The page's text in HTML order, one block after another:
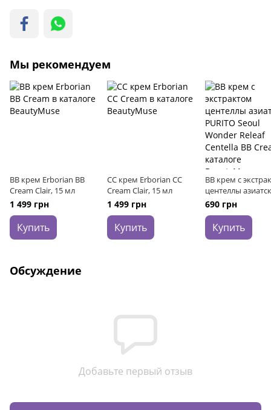
Мы рекомендуем
ВВ крем Erborian BB
Cream Clair, 15 мл
1 499 грн
Купить
СС крем Erborian CC
Cream Clair, 15 мл
1 499 грн
Купить
BB крем с
центеллы
PURITO Seoul
Releaf Centella BB
Cream №21 Light
30 мл
690 грн
Купить
Обсуждение
Добавьте первый отзыв